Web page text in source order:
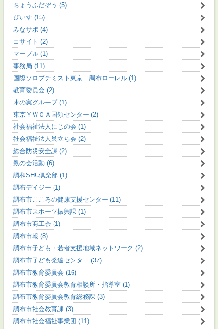
ちょうふだぞう (5)
ぴいす (15)
みなサポ (4)
コサイト (2)
マーブル (1)
事務局 (11)
国際ソロプチミスト東京 調布ローレル (1)
教育委員会 (2)
木の実グループ (1)
東京ＹＷＣＡ国領センター (2)
社会福祉法人にじの会 (1)
社会福祉法人巣立ち会 (2)
総合防災安全課 (2)
親の会活動 (6)
調和SHC倶楽部 (1)
調布デイジー (1)
調布市こころの健康支援センター (11)
調布市スポーツ振興課 (1)
調布市商工会 (1)
調布市報 (8)
調布市子ども・若者支援地域ネットワーク (2)
調布市子ども発達センター (37)
調布市教育委員会 (16)
調布市教育委員会教育相談所・指導室 (1)
調布市教育委員会教育総務課 (3)
調布市社会教育課 (3)
調布市社会福祉事業団 (11)